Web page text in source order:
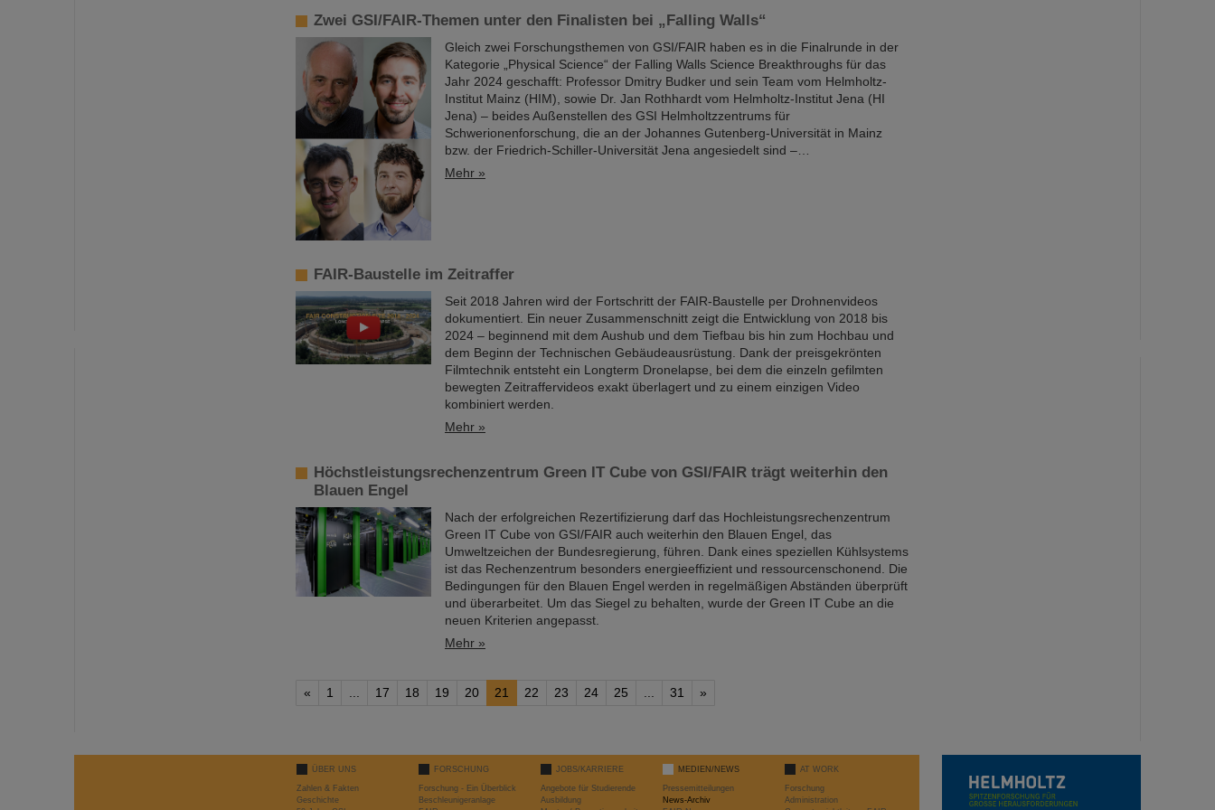
Zwei GSI/FAIR-Themen unter den Finalisten bei „Falling Walls“
Gleich zwei Forschungsthemen von GSI/FAIR haben es in die Finalrunde in der
Kategorie „Physical Science“ der Falling Walls Science Breakthroughs für das
Jahr 2024 geschafft: Professor Dmitry Budker und sein Team vom Helmholtz-
Institut Mainz (HIM), sowie Dr. Jan Rothhardt vom Helmholtz-Institut Jena (HI
Jena) – beides Außenstellen des GSI Helmholtzzentrums für
Schwerionenforschung, die an der Johannes Gutenberg-Universität in Mainz
bzw. der Friedrich-Schiller-Universität Jena angesiedelt sind –…
Mehr »
FAIR-Baustelle im Zeitraffer
Seit 2018 Jahren wird der Fortschritt der FAIR-Baustelle per Drohnenvideos
dokumentiert. Ein neuer Zusammenschnitt zeigt die Entwicklung von 2018 bis
2024 – beginnend mit dem Aushub und dem Tiefbau bis hin zum Hochbau und
dem Beginn der Technischen Gebäudeausrüstung. Dank der preisgekrönten
Filmtechnik entsteht ein Longterm Dronelapse, bei dem die einzeln gefilmten
bewegten Zeitraffervideos exakt überlagert und zu einem einzigen Video
kombiniert werden.
Mehr »
Höchstleistungsrechenzentrum Green IT Cube von GSI/FAIR trägt weiterhin den
Blauen Engel
Nach der erfolgreichen Rezertifizierung darf das Hochleistungsrechenzentrum
Green IT Cube von GSI/FAIR auch weiterhin den Blauen Engel, das
Umweltzeichen der Bundesregierung, führen. Dank eines speziellen Kühlsystems
ist das Rechenzentrum besonders energieeffizient und ressourcenschonend. Die
Bedingungen für den Blauen Engel werden in regelmäßigen Abständen überprüft
und überarbeitet. Um das Siegel zu behalten, wurde der Green IT Cube an die
neuen Kriterien angepasst.
Mehr »
« 1 17 18 19 20 21 22 23 24 25 31 »
ÜBER UNS
Zahlen & Fakten
Geschichte
FORSCHUNG
Forschung - Ein Überblick
Beschleunigeranlage
JOBS/KARRIERE
Angebote für Studierende
Ausbildung
MEDIEN/NEWS
Pressemitteilungen
News-Archiv
AT WORK
Forschung
Administration